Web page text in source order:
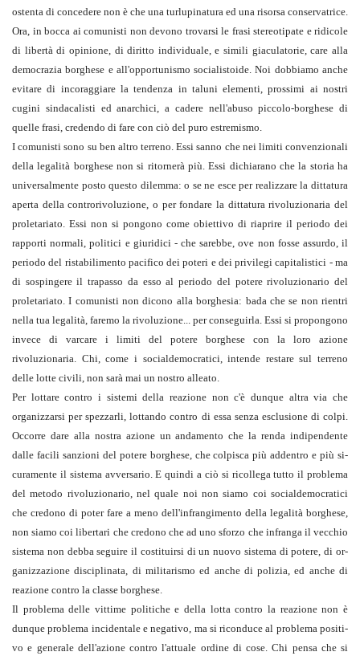
ostenta di concedere non è che una turlupinatura ed una ri­sorsa conserva­trice.
Ora, in bocca ai comunisti non devono trovarsi le frasi ste­reotipate e ri­dicole
di libertà di opinione, di diritto individuale, e simili giaculatorie, care alla
democrazia borghese e all'oppor­tunismo socialistoide. Noi dobbiamo anche
evitare di incorag­gia­re la tendenza in taluni elementi, prossimi ai no­stri
cugini sindacalisti ed anarchici, a cadere nell'abuso piccolo-bor­ghese di
quelle frasi, credendo di fare con ciò del puro estremi­smo.
I comunisti sono su ben altro terreno. Essi sanno che nei limiti conven­zionali
della legalità borghese non si ritornerà più. Essi dichiarano che la storia ha
universalmente posto questo di­lemma: o se ne esce per realizzare la dittatura
aperta della con­trorivoluzione, o per fondare la dittatura rivoluzio­naria del
proletariato. Essi non si pongono come obiettivo di riaprire il pe­riodo dei
rapporti normali, politici e giuridici - che sarebbe, ove non fosse assurdo, il
periodo del ristabilimento pacifico dei poteri e dei privilegi capi­talistici - ma
di sospingere il trapasso da esso al periodo del potere rivolu­zionario del
proletariato. I comunisti non dicono alla borghesia: bada che se non rientri
nella tua legalità, faremo la rivoluzione... per conseguirla. Essi si propongono
invece di varcare i limiti del potere borghese con la loro azione
rivoluzionaria. Chi, come i socialdemocratici, inten­de restare sul terreno
delle lotte civili, non sarà mai un nostro alleato.
Per lottare contro i sistemi della reazione non c'è dunque altra via che
organizzarsi per spezzarli, lottando contro di essa senza esclusione di colpi.
Occorre dare alla nostra azione un an­damento che la renda indipendente
dalle facili sanzioni del po­tere borghese, che colpisca più addentro e più si­
curamente il sistema avversario. E quindi a ciò si ricollega tutto il problema
del metodo rivoluzionario, nel quale noi non siamo coi social­democratici
che credono di poter fare a meno dell'infrangi­mento della legalità borghese,
non siamo coi libertari che credo­no che ad uno sforzo che infranga il vecchio
si­stema non debba seguire il costituirsi di un nuovo sistema di potere, di or­
ganiz­zazione disciplinata, di militarismo ed anche di polizia, ed anche di
reazione contro la classe borghese.
Il problema delle vittime politiche e della lotta contro la reazione non è
dunque problema incidentale e negativo, ma si riconduce al problema positi­
vo e generale dell'azione contro l'attuale ordine di cose. Chi pensa che si